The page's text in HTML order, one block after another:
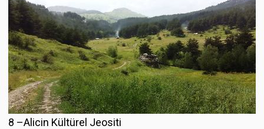
8 –Alicin Kültürel Jeositi